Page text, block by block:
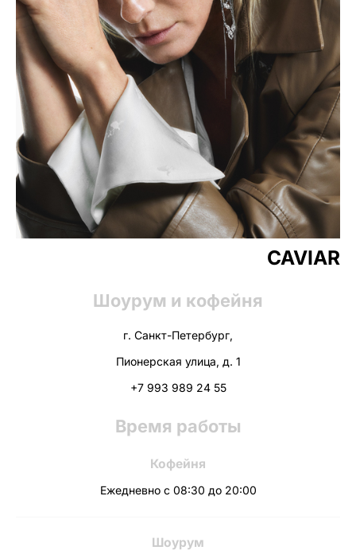
CAVIAR
Шоурум и кофейня
г. Санкт-Петербург,
Пионерская улица, д. 1
+7 993 989 24 55
Время работы
Кофейня
Ежедневно с 08:30 до 20:00
Шоурум